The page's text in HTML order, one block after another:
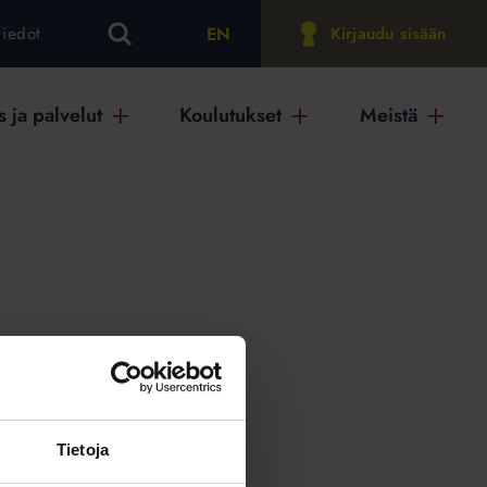
Tietoja
EN Kirjaudu sisään
ja palvelut Koulutukset Meistä